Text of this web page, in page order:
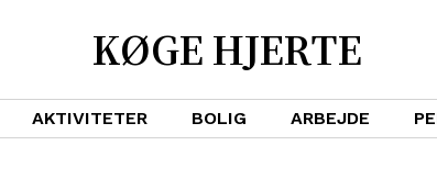
KØGE HJERTE
AKTIVITETER BOLIG ARBEJDE